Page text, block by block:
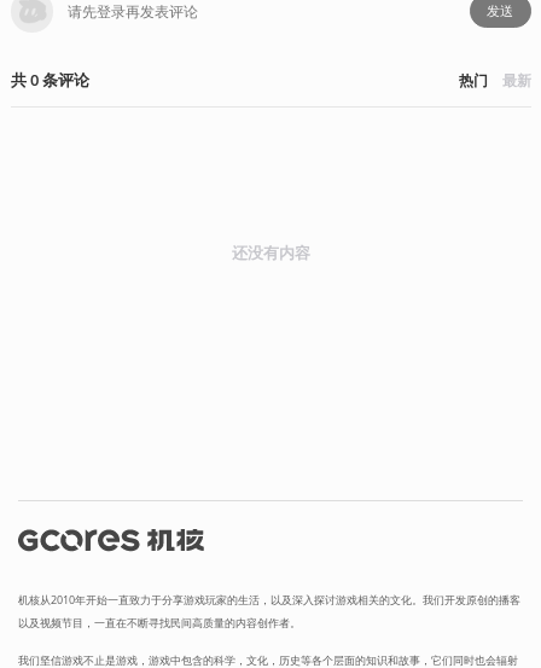
发送
共0条评论 热门 最新
还没有内容
机核从2010年开始一直致力于分享游戏玩家的生活，以及深入探讨游戏相关的文化。我们开发原创的播客
以及视频节目，一直在不断寻找民间高质量的内容创作者。
我们坚信游戏不止是游戏，游戏中包含的科学，文化，历史等各个层面的知识和故事，它们同时也会辐射